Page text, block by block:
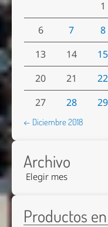
1
6
7 8
13
14 15
20
21 22
27
28 29
← Diciembre 2018
Archivo
Productos